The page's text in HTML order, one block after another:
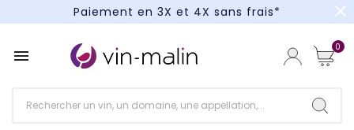
Paiement en 3X et 4X sans frais*
Paiement en 3X et 4X sans frais*
close
 0